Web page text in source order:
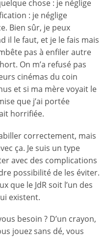
chose : je néglige
: je néglige
Bien sûr, je peux
il le faut, et je le fais mais
pas à enfiler autre
On m’a refusé pas
cinémas du coin
et si ma mère voyait le
que j’ai portée
horrifiée.
correctement, mais
ça. Je suis un type
avec des complications
possibilité de les éviter.
que le JdR soit l’un des
existent.
besoin ? D’un crayon,
jouez sans dé, vous